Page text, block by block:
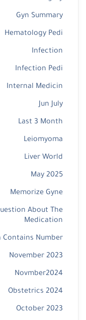
Gyn Summary
Hematology Pedi
Infection
Infection Pedi
Internal Medicin
Jun July
Last 3 Month
Leiomyoma
Liver World
May 2025
Memorize Gyne
About The
Medication
Contains Number
November 2023
Novmber2024
Obstetrics 2024
October 2023